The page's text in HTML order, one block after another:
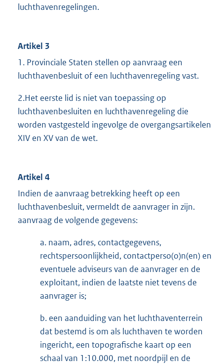
luchthavenregelingen.
Artikel 3
1. Provinciale Staten stellen op aanvraag een
luchthavenbesluit of een luchthavenregeling vast.
2.Het eerste lid is niet van toepassing op
luchthavenbesluiten en luchthavenregeling die
worden vastgesteld ingevolge de overgangsartikelen
XIV en XV van de wet.
Artikel 4
Indien de aanvraag betrekking heeft op een
luchthavenbesluit, vermeldt de aanvrager in zijn.
aanvraag de volgende gegevens:
a. naam, adres, contactgegevens,
rechtspersoonlijkheid, contactperso(o)n(en) en
eventuele adviseurs van de aanvrager en de
exploitant, indien de laatste niet tevens de
aanvrager is;
b. een aanduiding van het luchthaventerrein
dat bestemd is om als luchthaven te worden
ingericht, een topografische kaart op een
schaal van 1:10.000, met noordpijl en de